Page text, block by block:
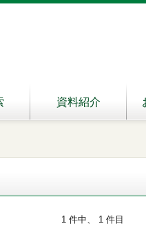
資料紹介
1 件中、 1 件目